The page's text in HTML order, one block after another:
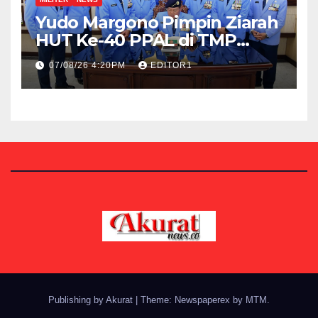
Yudo Margono Pimpin Ziarah
HUT Ke-40 PPAL di TMP
Kalibata
07/08/26 4:20PM EDITOR1
Publishing by Akurat Theme: Newspaperex by MTM